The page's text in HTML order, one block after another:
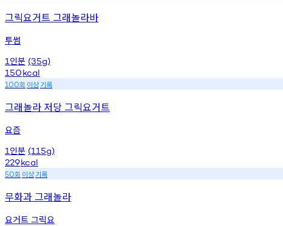
그릭요거트 그래놀라바
투썸
1 인분 (35g)
150kcal
100회 이상기록
그래놀라 저당 그릭요거트
요즘
1 인분 (115g)
229kcal
50회 이상기록
무화과 그래놀라
요거트 그릭요